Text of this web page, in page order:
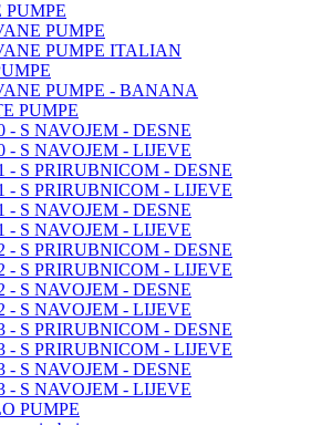
PUMPE
PUMPE ITALIAN
PUMPE - BANANA
PUMPE
- S NAVOJEM - DESNE
- S NAVOJEM - LIJEVE
- S PRIRUBNICOM - DESNE
- S PRIRUBNICOM - LIJEVE
- S NAVOJEM - DESNE
- S NAVOJEM - LIJEVE
- S PRIRUBNICOM - DESNE
- S PRIRUBNICOM - LIJEVE
- S NAVOJEM - DESNE
- S NAVOJEM - LIJEVE
- S PRIRUBNICOM - DESNE
- S PRIRUBNICOM - LIJEVE
- S NAVOJEM - DESNE
- S NAVOJEM - LIJEVE
PUMPE